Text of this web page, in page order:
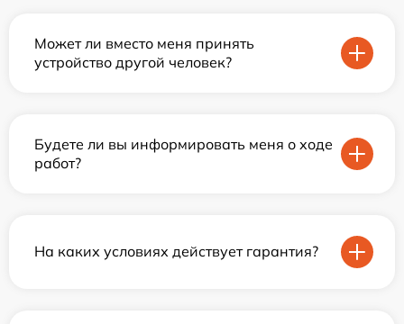
Может ли вместо меня принять
устройство другой человек?
Будете ли вы информировать меня о ходе
работ?
На каких условиях действует гарантия?